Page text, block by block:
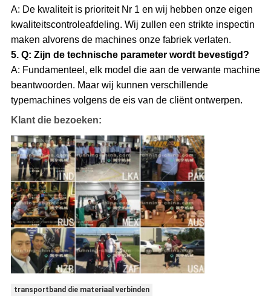
A: De kwaliteit is prioriteit Nr 1 en wij hebben onze eigen
kwaliteitscontroleafdeling. Wij zullen een strikte inspectin
maken alvorens de machines onze fabriek verlaten.
5. Q: Zijn de technische parameter wordt bevestigd?
A: Fundamenteel, elk model die aan de verwante machine
beantwoorden. Maar wij kunnen verschillende
typemachines volgens de eis van de cliënt ontwerpen.
Klant die bezoeken:
transportband die materiaal verbinden